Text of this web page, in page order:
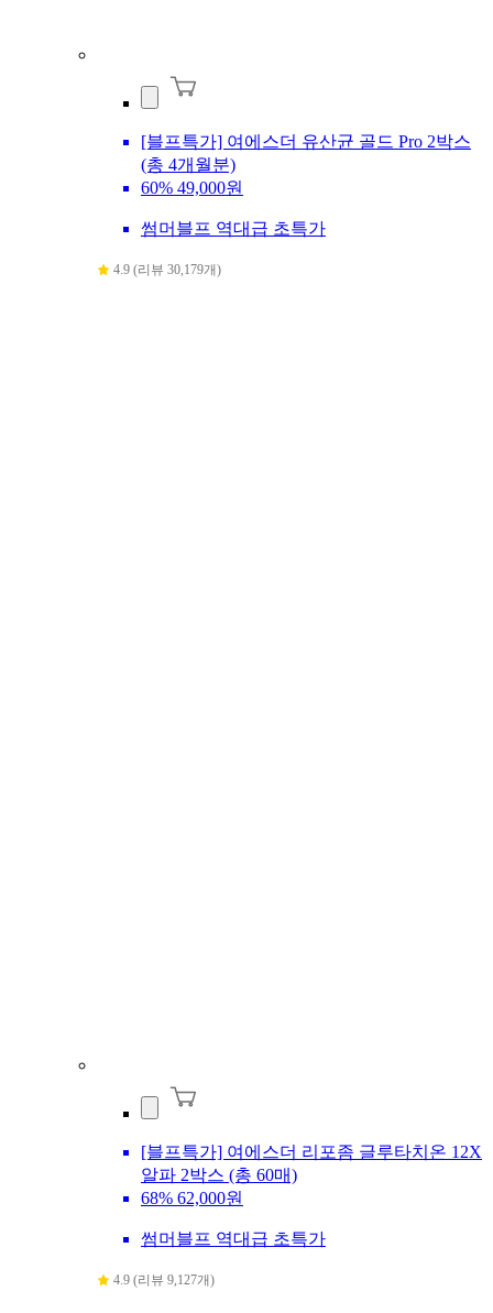
[블프특가] 여에스더 유산균 골드 Pro 2박스
(총 4개월분)
60% 49,000원
썸머블프 역대급 초특가
4.9 (리뷰 30,179개)
[블프특가] 여에스더 리포좀 글루타치온 12X
알파 2박스 (총 60매)
68% 62,000원
썸머블프 역대급 초특가
4.9 (리뷰 9,127개)